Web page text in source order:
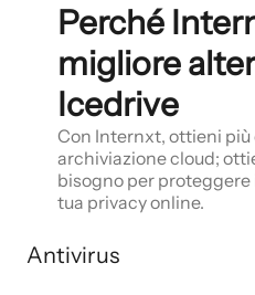
Perché
migliore
Icedrive
Con Internxt, ottieni più
archiviazione cloud;
bisogno per proteggere
tua privacy online.
Antivirus